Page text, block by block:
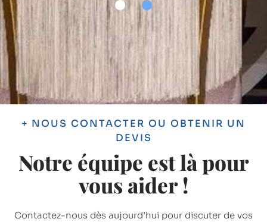
+ NOUS CONTACTER OU OBTENIR UN
DEVIS
Notre équipe est là pour
vous aider !
Contactez-nous dès aujourd’hui pour discuter de vos